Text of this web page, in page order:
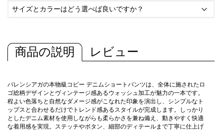
サイズとカラーはどう選べば良いですか？ 
商品の説明 レビュー
バレンシアガの本物級コピー デニムショートパンツは、全体に施されたロ
ゴ総柄デザインとヴィンテージ感あるウォッシュ加工が魅力の一本です。
程よい色落ちと自然なダメージ感がこなれた印象を演出し、シンプルなト
ップスと合わせるだけでトレンド感あるスタイルが完成します。しっかり
としたデニム素材を使用しながらも柔らかさを兼ね備え、動きやすく快適
な着用感を実現。ステッチやボタン、細部のディテールまで丁寧に仕上げ